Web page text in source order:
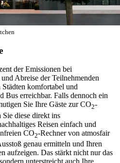
der Emissionen bei
Abreise der Teilnehmenden
komfortabel und
Bus erreichbar. Falls dennoch ein
Sie Ihre Gäste zur CO2-
diese direkt ins
Reisen einfach und
CO2-Rechner von atmosfair
genau ermitteln und Ihren
aufzeigen. Das stärkt nicht nur das
unterstreicht auch Ihre